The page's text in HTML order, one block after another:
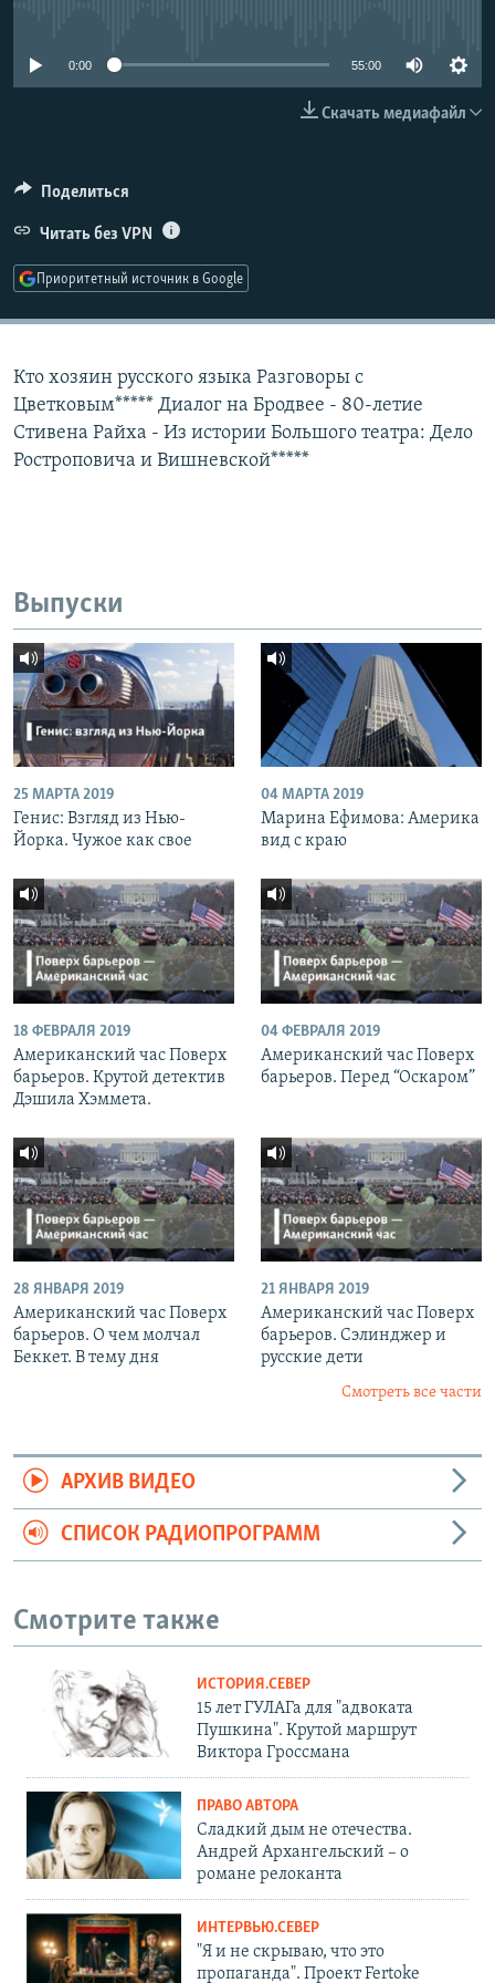
ПОДПИШИТЕСЬ НА РАССЫЛКУ
Все сайты РСЕ/РС
0:00 55:00
Скачать медиафайл
Поделиться
Читать без VPN
Приоритетный источник в Google
Кто хозяин русского языка Разговоры с
Цветковым***** Диалог на Бродвее - 80-летие
Стивена Райха - Из истории Большого театра: Дело
Ростроповича и Вишневской*****
Выпуски
25 МАРТА 2019
Генис: Взгляд из Нью-
Йорка. Чужое как свое
04 МАРТА 2019
Марина Ефимова: Америка
вид с краю
18 ФЕВРАЛЯ 2019
Американский час Поверх
барьеров. Крутой детектив
Дэшила Хэммета.
04 ФЕВРАЛЯ 2019
Американский час Поверх
барьеров. Перед “Оскаром”
28 ЯНВАРЯ 2019
Американский час Поверх
барьеров. О чем молчал
Беккет. В тему дня
21 ЯНВАРЯ 2019
Американский час Поверх
барьеров. Сэлинджер и
русские дети
Смотреть все части
АРХИВ ВИДЕО
СПИСОК РАДИОПРОГРАММ
Смотрите также
ИСТОРИЯ.СЕВЕР
15 лет ГУЛАГа для "адвоката
Пушкина". Крутой маршрут
Виктора Гроссмана
ПРАВО АВТОРА
Сладкий дым не отечества.
Андрей Архангельский – о
романе релоканта
ИНТЕРВЬЮ.СЕВЕР
"Я и не скрываю, что это
пропаганда". Проект Fertoke